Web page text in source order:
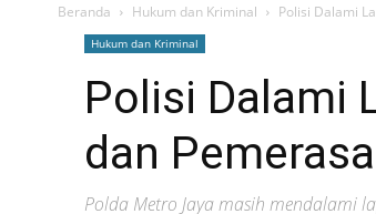
Beranda Hukum dan Kriminal Polisi Dalami
Hukum dan Kriminal
Polisi Dalami
dan
Polda Metro Jaya masih mendalami